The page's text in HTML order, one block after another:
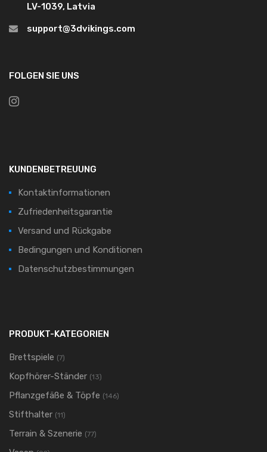
LV-1039, Latvia
support@3dvikings.com
FOLGEN SIE UNS
KUNDENBETREUUNG
Kontaktinformationen
Zufriedenheitsgarantie
Versand und Rückgabe
Bedingungen und Konditionen
Datenschutzbestimmungen
PRODUKT-KATEGORIEN
Brettspiele (7)
Kopfhörer-Ständer (13)
Pflanzgefäße & Töpfe (146)
Stifthalter (11)
Terrain & Szenerie (77)